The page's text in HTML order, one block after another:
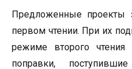
Предложенные проекты
первом чтении. При их
режиме второго
поправки,